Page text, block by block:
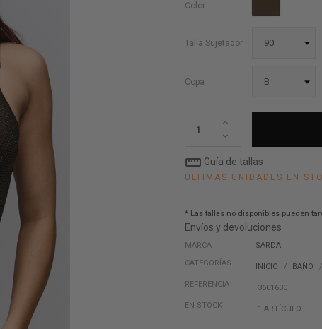
Color
Talla Sujetador
Copa
straighten Guía de tallas
ÚLTIMAS UNIDADES EN
* Las tallas no disponibles pueden
Envíos y devoluciones
MARCA
SARDA
CATEGORÍAS
INICIO BAÑO
REFERENCIA
3601630
EN STOCK
1 ARTÍCULO